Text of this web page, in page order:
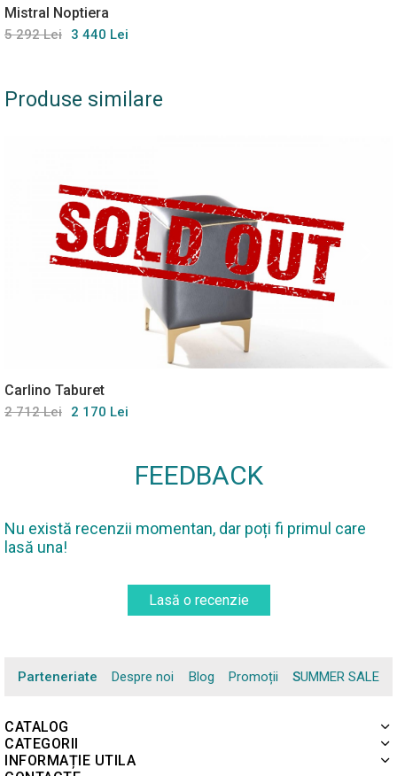
Mistral Noptiera
5 292 Lei 3 440 Lei
Produse similare
Carlino Taburet
2 712 Lei 2 170 Lei
FEEDBACK
Nu există recenzii momentan, dar poți fi primul care
lasă una!
Lasă o recenzie
Parteneriate Despre noi Blog Promoții SUMMER SALE
CATALOG
CATEGORII
INFORMAȚIE UTILA